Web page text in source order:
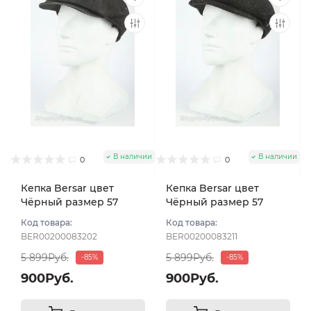
0 В наличии
Кепка Bersar цвет
Чёрный размер 57
Код товара:
BER00200083202
5 899Руб. -85%
900Руб.
0 В наличии
Кепка Bersar цвет
Чёрный размер 57
Код товара:
BER00200083211
5 899Руб. -85%
900Руб.